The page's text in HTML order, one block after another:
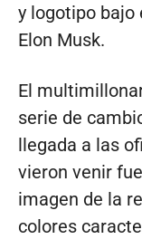
y logotipo bajo
Elon Musk.
El
serie de
llegada a las
vieron venir
imagen de la
colores